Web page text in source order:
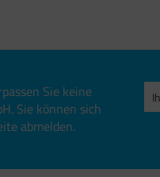
Sie keine
Sie können sich
abmelden.